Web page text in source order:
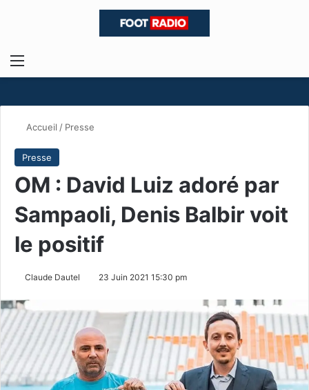
Menu
Accueil / Presse
Presse
OM : David Luiz adoré par
Sampaoli, Denis Balbir voit
le positif
Claude Dautel 23 Juin 2021 15:30 pm